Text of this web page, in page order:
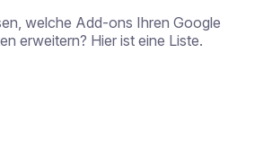
welche Add-ons Ihren Google
erweitern? Hier ist eine Liste.